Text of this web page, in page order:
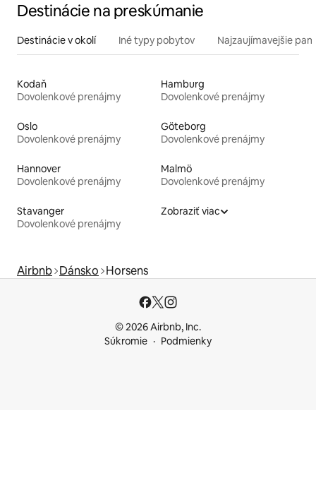
Destinácie na preskúmanie
Destinácie v okolí Iné typy pobytov Najzaujímavejšie
Kodaň
Dovolenkové prenájmy
Hamburg
Dovolenkové prenájmy
Oslo
Dovolenkové prenájmy
Göteborg
Dovolenkové prenájmy
Hannover
Dovolenkové prenájmy
Malmö
Dovolenkové prenájmy
Stavanger
Dovolenkové prenájmy
Zobraziť viac
Airbnb Dánsko Horsens
© 2026 Airbnb, Inc.
Súkromie
Podmienky